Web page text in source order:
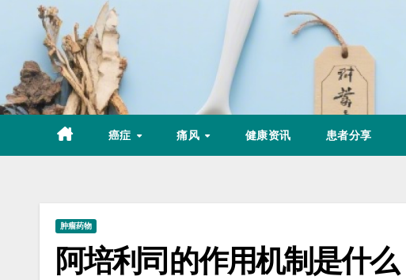
content
癌症 痛风 健康资讯 患者分享
肿瘤药物
阿培利司的作用机制是什么